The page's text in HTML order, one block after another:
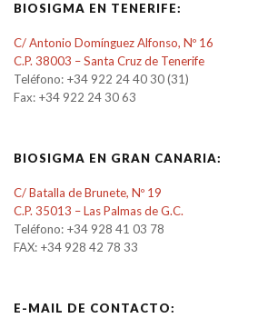
BIOSIGMA EN TENERIFE:
C/ Antonio Domínguez Alfonso, Nº 16
C.P. 38003 – Santa Cruz de Tenerife
Teléfono: +34 922 24 40 30 (31)
Fax: +34 922 24 30 63
BIOSIGMA EN GRAN CANARIA:
C/ Batalla de Brunete, Nº 19
C.P. 35013 – Las Palmas de G.C.
Teléfono: +34 928 41 03 78
FAX: +34 928 42 78 33
E-MAIL DE CONTACTO: